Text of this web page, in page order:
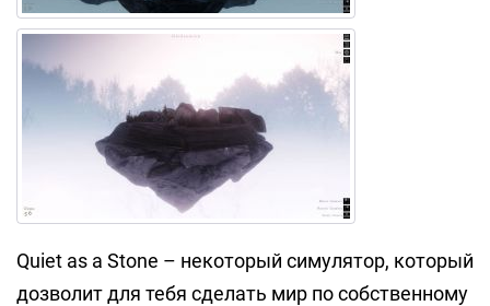
Quiet as a Stone – некоторый симулятор, который
дозволит для тебя сделать мир по собственному